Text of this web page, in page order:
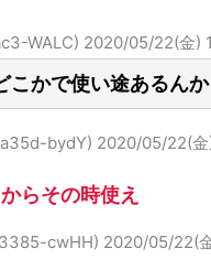
WALC) 2020/05/22(金)
こかで使い途あるんか
a35d-bydY) 2020/05/22(
らその時使え
cwHH) 2020/05/22(